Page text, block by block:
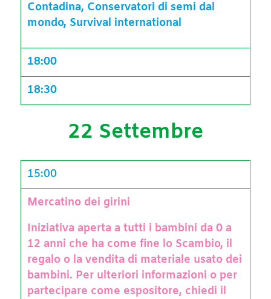
Contadina, Conservatori di semi dal
mondo, Survival international
18:00
18:30
22 Settembre
15:00
Mercatino dei girini
Iniziativa aperta a tutti i bambini da 0 a
12 anni che ha come fine lo Scambio, il
regalo o la vendita di materiale usato dei
bambini. Per ulteriori informazioni o per
partecipare come espositore, chiedi il